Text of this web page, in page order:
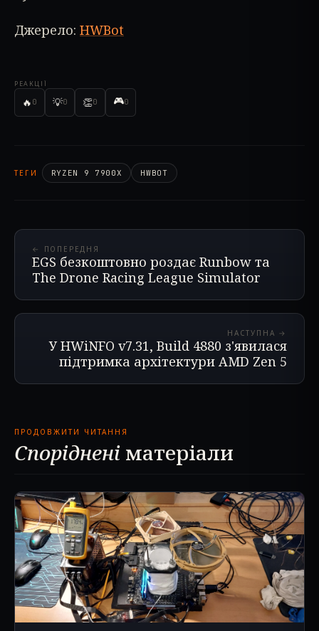
РЕАКЦІЇ
🔥 0 💡0 👏0 🎮0
Джерело: HWBot
ТЕГИ RYZEN 9 7900X HWBOT
← ПОПЕРЕДНЯ
EGS безкоштовно роздає Runbow та
The Drone Racing League Simulator
НАСТУПНА →
У HWiNFO v7.31, Build 4880 з'явилася
підтримка архітектури AMD Zen 5
ПРОДОВЖИТИ ЧИТАННЯ
Споріднені матеріали